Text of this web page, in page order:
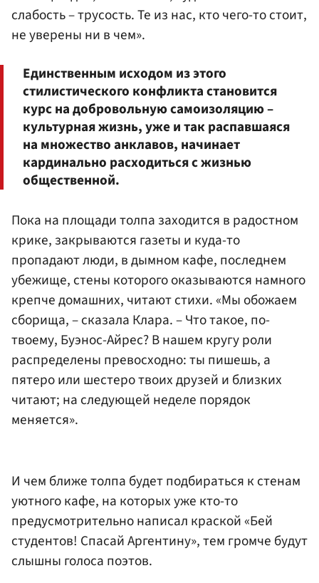
слабость – трусость. Те из нас, кто чего-то стоит,
не уверены ни в чем».
Единственным исходом из этого
стилистического конфликта становится
курс на добровольную самоизоляцию –
культурная жизнь, уже и так распавшаяся
на множество анклавов, начинает
кардинально расходиться с жизнью
общественной.
Пока на площади толпа заходится в радостном
крике, закрываются газеты и куда-то
пропадают люди, в дымном кафе, последнем
убежище, стены которого оказываются намного
крепче домашних, читают стихи. «Мы обожаем
сборища, – сказала Клара. – Что такое, по-
твоему, Буэнос-Айрес? В нашем кругу роли
распределены превосходно: ты пишешь, а
пятеро или шестеро твоих друзей и близких
читают; на следующей неделе порядок
меняется».
И чем ближе толпа будет подбираться к стенам
уютного кафе, на которых уже кто-то
предусмотрительно написал краской «Бей
студентов! Спасай Аргентину», тем громче будут
слышны голоса поэтов.